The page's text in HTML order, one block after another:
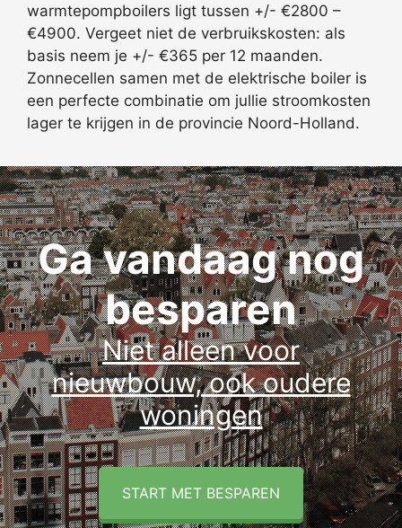
warmtepompboilers ligt tussen +/- €2800 –
€4900. Vergeet niet de verbruikskosten: als
basis neem je +/- €365 per 12 maanden.
Zonnecellen samen met de elektrische boiler is
een perfecte combinatie om jullie stroomkosten
lager te krijgen in de provincie Noord-Holland.
Ga vandaag nog
besparen
Niet alleen voor
nieuwbouw, ook oudere
woningen
START MET BESPAREN